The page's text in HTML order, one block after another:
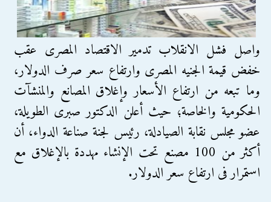
واصل فشل الانقلاب تدمير الاقتصاد المصرى عقب
خفض قيمة الجنيه المصرى وارتفاع سعر صرف الدولار،
وما تبعه من ارتفاع الأسعار وإغلاق المصانع والمنشآت
الحكومية والخاصة؛ حيث أعلن الدكتور صبرى الطويلة،
عضو مجلس نقابة الصيادلة، رئيس لجنة صناعة الدواء، أن
أكثر من 100 مصنع تحت الإنشاء مهددة بالإغلاق مع
استمرار فى ارتفاع سعر الدولار.